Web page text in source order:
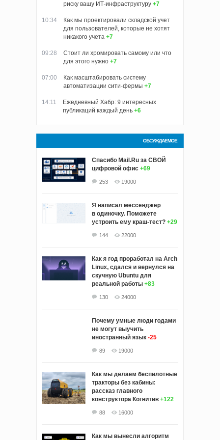
риску вашу ИТ-инфраструктуру +7
10:34
Как мы проектировали складской учет
для пользователей, которые не хотят
никакого учета +7
09:28
Стоит ли хромировать самому или что
для этого нужно +7
07:00
Как масштабировать систему
автоматизации сити-фермы +7
14:11
Ежедневный Хабр: 9 интересных
публикаций каждый день +6
ОБСУЖДАЕМОЕ
Спасибо Mail.Ru за СВОЙ
цифровой офис +69
253 19000
Я написал мессенджер
в одиночку. Поможете
устроить ему краш‑тест? +29
144 22000
Как я год проработал на Arch
Linux, сдался и вернулся на
скучную Ubuntu для
реальной работы +83
130 24000
Почему умные люди годами
не могут выучить
иностранный язык -25
89 19000
Как мы делаем беспилотные
тракторы без кабины:
рассказ главного
конструктора Когнитив +122
88 16000
Как мы вынесли алгоритм